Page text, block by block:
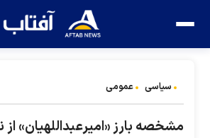
سیاسی عمومی
مشخصه بارز «امیرعبداللهیان»